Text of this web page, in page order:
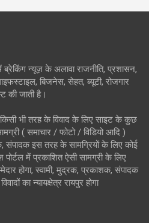
ब्रेकिंग न्यूज़ के अलावा राजनीति, प्रशासन,
बिजनेस, सेहत, ब्यूटी, रोजगार
की जाती है।
भी तरह के विवाद के लिए साइट के कुछ
( समाचार / फोटो / विडियो आदि )
संपादक इस तरह के सामग्रियों के लिए कोई
पोर्टल में प्रकाशित ऐसी सामग्री के लिए
होगा, स्वामी, मुद्रक, प्रकाशक, संपादक
का न्यायक्षेत्र रायपुर होगा